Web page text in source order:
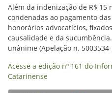
Além da indenização de R$ 15
condenadas ao pagamento
honorários advocatícios,
causalidade e da
unânime (Apelação n.
Acesse a edição nº 161 do
Catarinense